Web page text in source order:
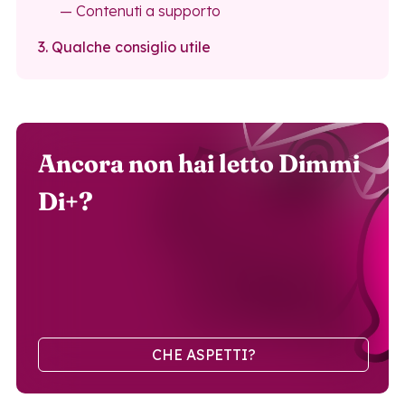
— Contenuti a supporto
3. Qualche consiglio utile
Ancora non hai letto Dimmi
Di+?
CHE ASPETTI?